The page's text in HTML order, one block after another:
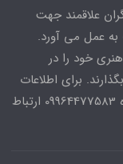
علاقمند جهت
عمل می آورد.
خود را در
برای اطلاعات
بیشتر می توانید از طریق ایتا یا واتس اپ با شماره 09964477583 ارتباط